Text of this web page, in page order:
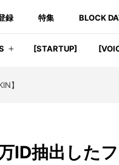
録 特集 BLOCK
[STARTUP]
】
ID抽出したフ